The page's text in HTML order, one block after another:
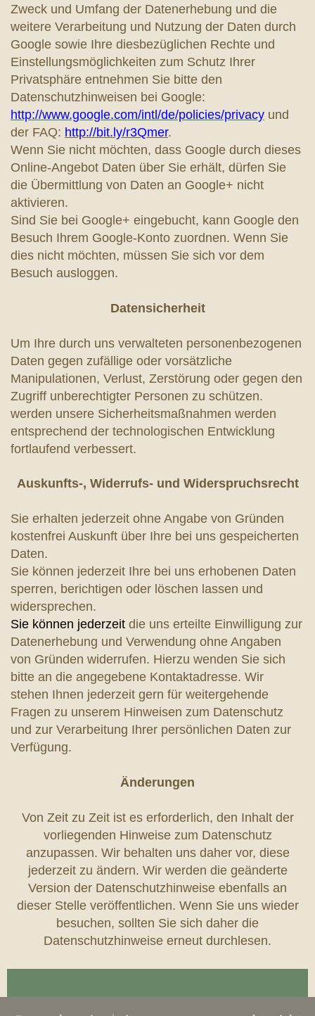
Zweck und Umfang der Datenerhebung und die
weitere Verarbeitung und Nutzung der Daten durch
Google sowie Ihre diesbezüglichen Rechte und
Einstellungsmöglichkeiten zum Schutz Ihrer
Privatsphäre entnehmen Sie bitte den
Datenschutzhinweisen bei Google:
http://www.google.com/intl/de/policies/privacy und
der FAQ: http://bit.ly/r3Qmer.
Wenn Sie nicht möchten, dass Google durch dieses
Online-Angebot Daten über Sie erhält, dürfen Sie
die Übermittlung von Daten an Google+ nicht
aktivieren.
Sind Sie bei Google+ eingebucht, kann Google den
Besuch Ihrem Google-Konto zuordnen. Wenn Sie
dies nicht möchten, müssen Sie sich vor dem
Besuch ausloggen.
Datensicherheit
Um Ihre durch uns verwalteten personenbezogenen
Daten gegen zufällige oder vorsätzliche
Manipulationen, Verlust, Zerstörung oder gegen den
Zugriff unberechtigter Personen zu schützen.
werden unsere Sicherheitsmaßnahmen werden
entsprechend der technologischen Entwicklung
fortlaufend verbessert.
Auskunfts-, Widerrufs- und Widerspruchsrecht
Sie erhalten jederzeit ohne Angabe von Gründen
kostenfrei Auskunft über Ihre bei uns gespeicherten
Daten.
Sie können jederzeit Ihre bei uns erhobenen Daten
sperren, berichtigen oder löschen lassen und
widersprechen.
Sie können jederzeit die uns erteilte Einwilligung zur
Datenerhebung und Verwendung ohne Angaben
von Gründen widerrufen. Hierzu wenden Sie sich
bitte an die angegebene Kontaktadresse. Wir
stehen Ihnen jederzeit gern für weitergehende
Fragen zu unserem Hinweisen zum Datenschutz
und zur Verarbeitung Ihrer persönlichen Daten zur
Verfügung.
Änderungen
Von Zeit zu Zeit ist es erforderlich, den Inhalt der
vorliegenden Hinweise zum Datenschutz
anzupassen. Wir behalten uns daher vor, diese
jederzeit zu ändern. Wir werden die geänderte
Version der Datenschutzhinweise ebenfalls an
dieser Stelle veröffentlichen. Wenn Sie uns wieder
besuchen, sollten Sie sich daher die
Datenschutzhinweise erneut durchlesen.